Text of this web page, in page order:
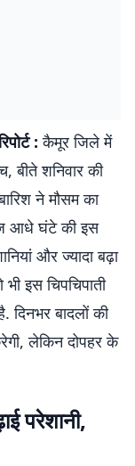
:कैमूर जिले में
बीते शनिवार की
ने मौसम का
आधे घंटे की इस
और ज्यादा बढ़ा
इस चिपचिपाती
दिनभर बादलों की
लेकिन दोपहर के
परेशानी,